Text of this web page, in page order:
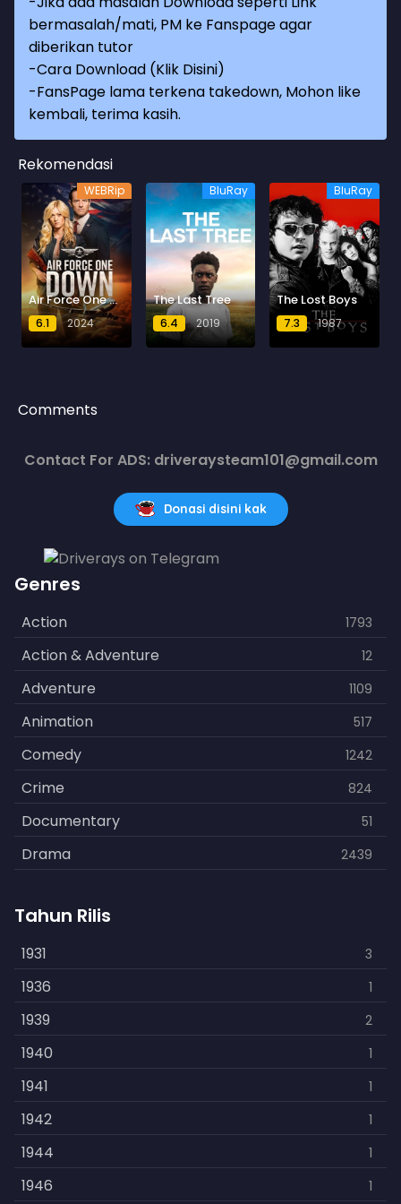
bermasalah/mati, PM ke Fanspage agar
diberikan tutor
-Cara Download (Klik Disini)
-FansPage lama terkena takedown, Mohon like
kembali, terima kasih.
Rekomendasi
WEBRip
Air Force One Down
6.1 2024
BluRay
The Last Tree
6.4 2019
BluRay
The Lost Boys
7.3 1987
Comments
Contact For ADS: driveraysteam101@gmail.com
Donasi disini kak
Genres
Action 1793
Action & Adventure 12
Adventure 1109
Animation 517
Comedy 1242
Crime 824
Documentary 51
Drama 2439
Fantasy
History 253
Horror 901
Kids 3
Music 109
Mystery 609
Politics 15
Reality 1
Romance 608
Tahun Rilis
1931 3
1936 1
1939 2
1940 1
1941 1
1942 1
1944 1
1946 1